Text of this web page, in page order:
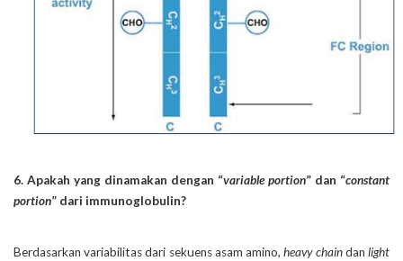
6. Apakah yang dinamakan dengan “variable portion” dan “constant
portion” dari immunoglobulin?
Berdasarkan variabilitas dari sekuens asam amino,heavy chaindanlight